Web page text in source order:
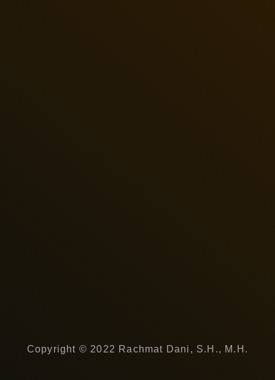
Copyright © 2022 Rachmat Dani, S.H., M.H.